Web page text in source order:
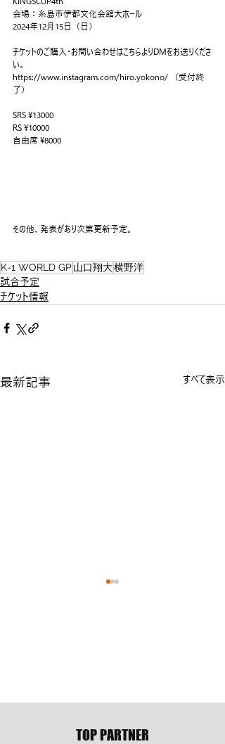
会場：糸島市伊都文化会館大ホール
2024年12月15日（日）
チケットのご購入・お問い合わせはこちらよりDMをお送りくださ
い。
https://www.instagram.com/hiro.yokono/ （受付終
了）
SRS ¥13000
RS ¥10000
自由席 ¥8000
その他、発表があり次第更新予定。
K-1 WORLD GP山口翔大横野洋
試合予定
チケット情報
最新記事 すべて表示
TOP PARTNER